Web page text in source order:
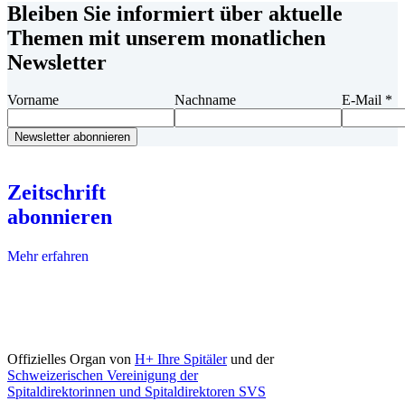
Bleiben Sie informiert über aktuelle
Themen mit unserem monatlichen
Newsletter
Vorname Nachname E-Mail *
Zeitschrift
abonnieren
Mehr erfahren
Offizielles Organ von H+ Ihre Spitälerund der
Schweizerischen Vereinigung der
Spitaldirektorinnen und Spitaldirektoren SVS